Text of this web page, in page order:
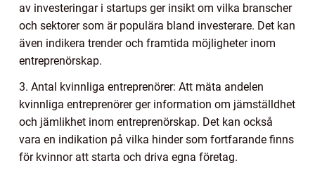
av investeringar i startups ger insikt om vilka branscher
och sektorer som är populära bland investerare. Det kan
även indikera trender och framtida möjligheter inom
entreprenörskap.
3. Antal kvinnliga entreprenörer: Att mäta andelen
kvinnliga entreprenörer ger information om jämställdhet
och jämlikhet inom entreprenörskap. Det kan också
vara en indikation på vilka hinder som fortfarande finns
för kvinnor att starta och driva egna företag.